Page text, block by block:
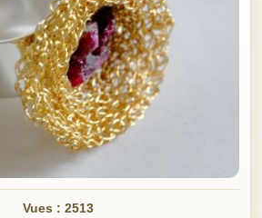
Vues : 2513